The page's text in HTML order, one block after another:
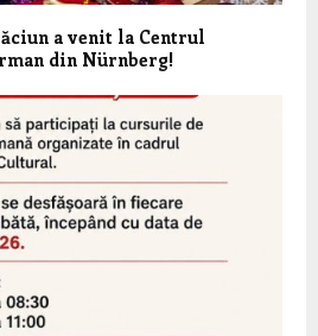
a venit la Centrul
din Nürnberg!